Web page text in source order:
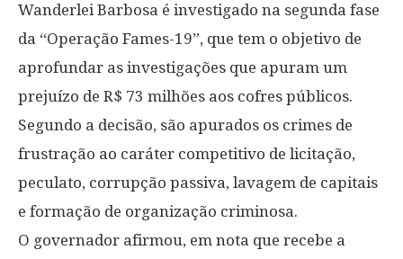
Wanderlei Barbosa é investigado na segunda fase
da “Operação Fames-19”, que tem o objetivo de
aprofundar as investigações que apuram um
prejuízo de R$ 73 milhões aos cofres públicos.
Segundo a decisão, são apurados os crimes de
frustração ao caráter competitivo de licitação,
peculato, corrupção passiva, lavagem de capitais
e formação de organização criminosa.
O governador afirmou, em nota que recebe a